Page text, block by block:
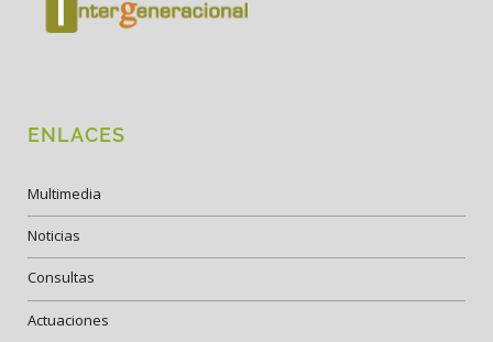
ENLACES
Multimedia
Noticias
Consultas
Actuaciones